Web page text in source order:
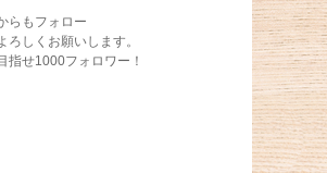
らもフォロー
ろしくお願いします。
指せ1000フォロワー！